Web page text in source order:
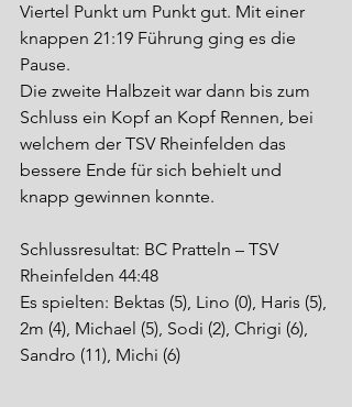
Viertel Punkt um Punkt gut. Mit einer
knappen 21:19 Führung ging es die
Pause.
Die zweite Halbzeit war dann bis zum
Schluss ein Kopf an Kopf Rennen, bei
welchem der TSV Rheinfelden das
bessere Ende für sich behielt und
knapp gewinnen konnte.
Schlussresultat: BC Pratteln – TSV
Rheinfelden 44:48
Es spielten: Bektas (5), Lino (0), Haris (5),
2m (4), Michael (5), Sodi (2), Chrigi (6),
Sandro (11), Michi (6)